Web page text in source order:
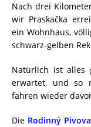
Nach drei
wir Praskačka
ein Wohnhaus,
schwarz-gelben
Natürlich ist alles
erwartet, und so
fahren wieder
Die Rodinný